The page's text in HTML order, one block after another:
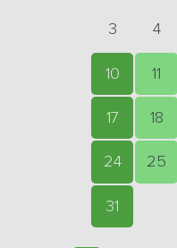
3 4
10 11
17 18
24 25
31